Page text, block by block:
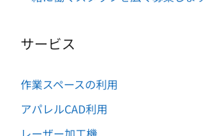
サービス
作業スペースの利用
アパレルCAD利用